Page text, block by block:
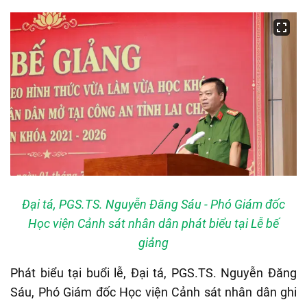
Đại tá, PGS.TS. Nguyễn Đăng Sáu - Phó Giám đốc
Học viện Cảnh sát nhân dân phát biểu tại Lễ bế
giảng
Phát biểu tại buổi lễ, Đại tá, PGS.TS. Nguyễn Đăng
Sáu, Phó Giám đốc Học viện Cảnh sát nhân dân ghi